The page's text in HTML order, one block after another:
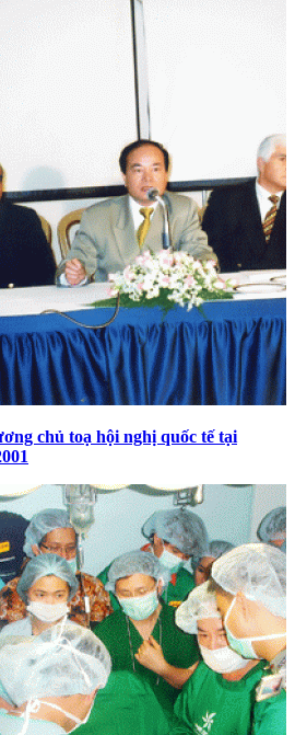
chủ toạ hội nghị quốc tế tại